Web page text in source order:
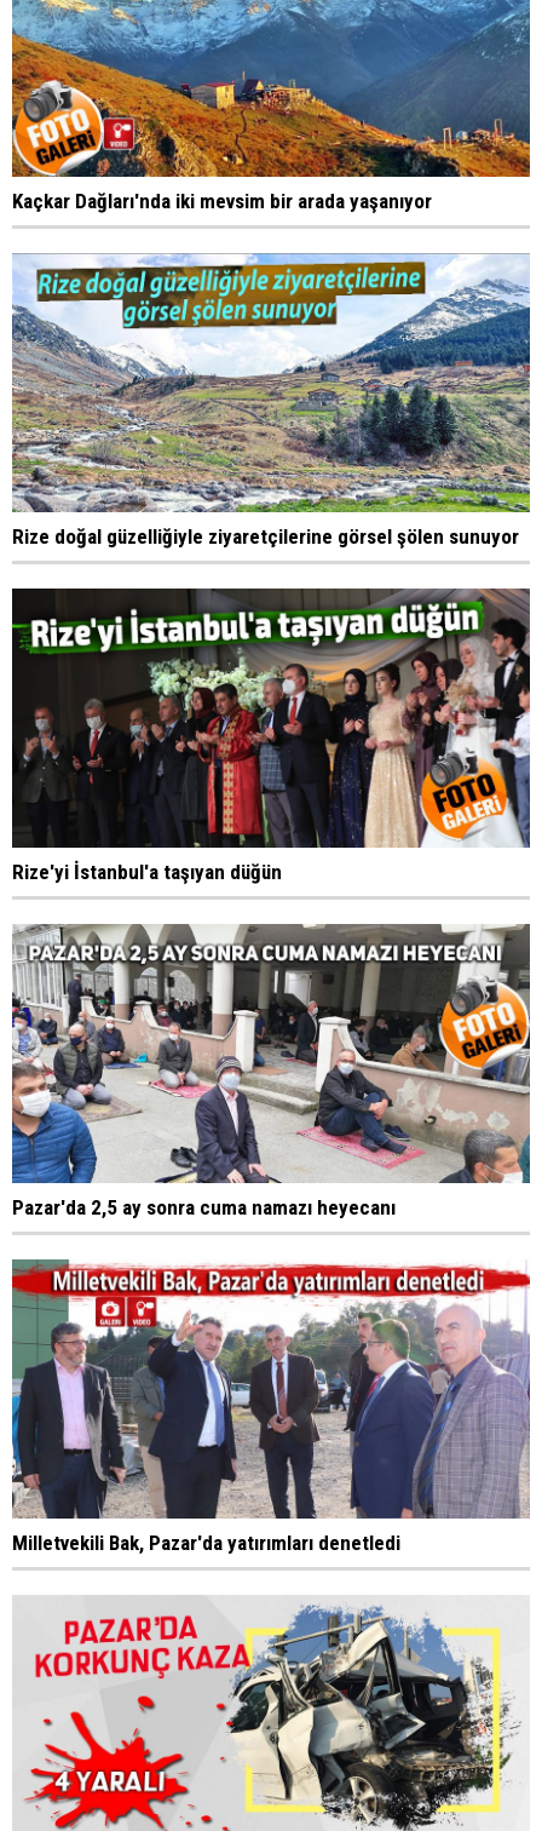
Kaçkar Dağları'nda iki mevsim bir arada yaşanıyor
Rize doğal güzelliğiyle ziyaretçilerine görsel şölen sunuyor
Rize'yi İstanbul'a taşıyan düğün
Pazar'da 2,5 ay sonra cuma namazı heyecanı
Milletvekili Bak, Pazar'da yatırımları denetledi